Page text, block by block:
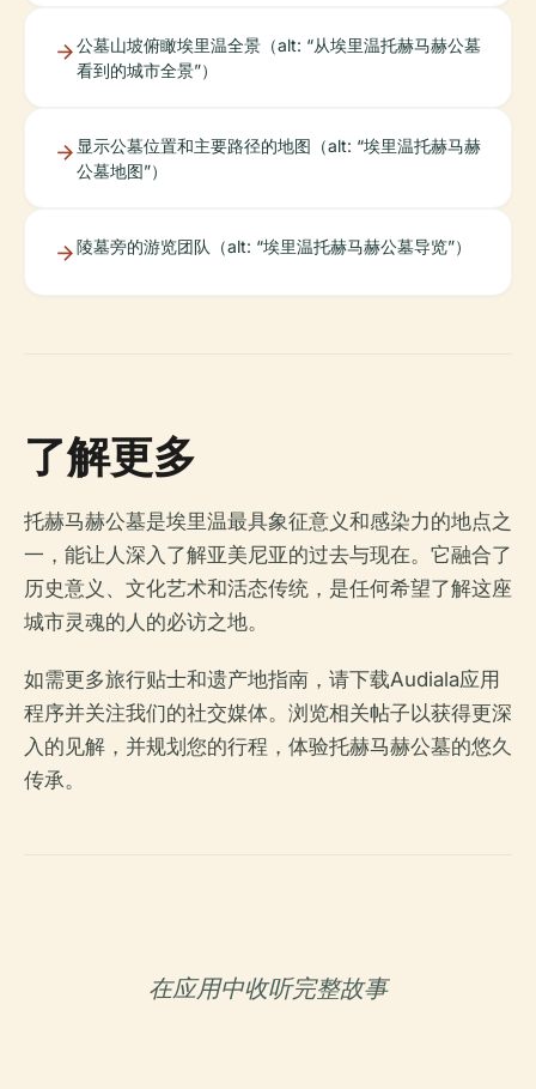
公墓山坡俯瞰埃里温全景（alt: “从埃里温托赫马赫公墓
看到的城市全景”）
显示公墓位置和主要路径的地图（alt: “埃里温托赫马赫
公墓地图”）
陵墓旁的游览团队（alt: “埃里温托赫马赫公墓导览”）
了解更多
托赫马赫公墓是埃里温最具象征意义和感染力的地点之
一，能让人深入了解亚美尼亚的过去与现在。它融合了
历史意义、文化艺术和活态传统，是任何希望了解这座
城市灵魂的人的必访之地。
如需更多旅行贴士和遗产地指南，请下载Audiala应用
程序并关注我们的社交媒体。浏览相关帖子以获得更深
入的见解，并规划您的行程，体验托赫马赫公墓的悠久
传承。
在应用中收听完整故事